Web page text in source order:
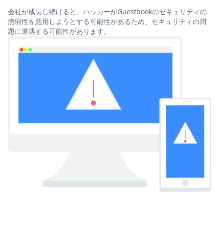
会社が成長し続けると、ハッカーがGuestbookのセキュリティの
脆弱性を悪用しようとする可能性があるため、セキュリティの問
題に遭遇する可能性があります。